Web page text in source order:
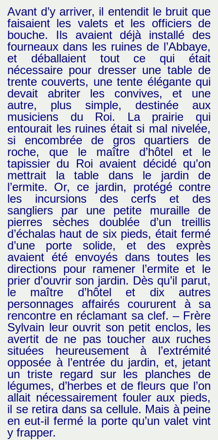
Avant d’y arriver, il entendit le bruit que
faisaient les valets et les officiers de
bouche. Ils avaient déjà installé des
fourneaux dans les ruines de l’Abbaye,
et déballaient tout ce qui était
nécessaire pour dresser une table de
trente couverts, une tente élégante qui
devait abriter les convives, et une
autre, plus simple, destinée aux
musiciens du Roi. La prairie qui
entourait les ruines était si mal nivelée,
si encombrée de gros quartiers de
roche, que le maître d’hôtel et le
tapissier du Roi avaient décidé qu’on
mettrait la table dans le jardin de
l’ermite. Or, ce jardin, protégé contre
les incursions des cerfs et des
sangliers par une petite muraille de
pierres sèches doublée d’un treillis
d’échalas haut de six pieds, était fermé
d’une porte solide, et des exprès
avaient été envoyés dans toutes les
directions pour ramener l’ermite et le
prier d’ouvrir son jardin. Dès qu’il parut,
le maître d’hôtel et dix autres
personnages affairés coururent à sa
rencontre en réclamant sa clef. – Frère
Sylvain leur ouvrit son petit enclos, les
avertit de ne pas toucher aux ruches
situées heureusement à l’extrémité
opposée à l’entrée du jardin, et, jetant
un triste regard sur les planches de
légumes, d’herbes et de fleurs que l’on
allait nécessairement fouler aux pieds,
il se retira dans sa cellule. Mais à peine
en eut-il fermé la porte qu’un valet vint
y frapper.